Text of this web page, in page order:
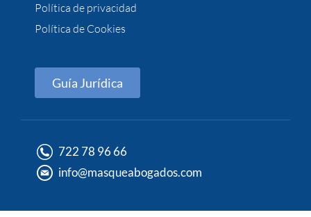
Política de privacidad
Política de Cookies
Guía Jurídica
722 78 96 66
info@masqueabogados.com